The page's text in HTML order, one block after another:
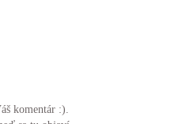
komentár :).